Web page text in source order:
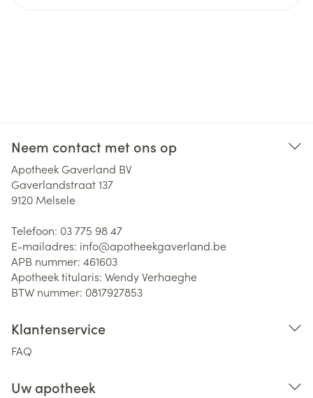
Neem contact met ons op
Apotheek Gaverland BV
Gaverlandstraat 137
9120 Melsele
Telefoon: 03 775 98 47
E-mailadres: info@apotheekgaverland.be
APB nummer: 461603
Apotheek titularis: Wendy Verhaeghe
BTW nummer: 0817927853
Klantenservice
FAQ
Uw apotheek